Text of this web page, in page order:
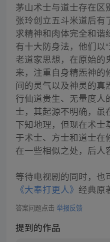
茅山术士与道士存在区
张玲创立五斗米道后有
求精神和肉体完全和谐
有十大防身法，他们以
老道家思想，在原始的
来，注重自身精炁神的
间的灵气以及神灵的真
行仙道贵生、无量度人
士，其起源不明确，虽
下知地理，但现在术士
于术士、方士和道士在
在一些相似之处，后人
等待电视剧的同时，也
《大奉打更人》 经典原
答案问题点击 举报反馈
提到的作品